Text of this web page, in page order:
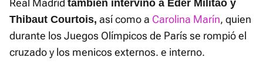
Real Madrid también intervino a Éder Militao y
Thibaut Courtois, así como a Carolina Marín, quien
durante los Juegos Olímpicos de París se rompió el
cruzado y los menicos externos. e interno.